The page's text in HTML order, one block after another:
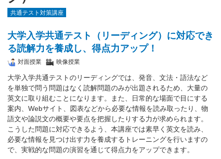
共通テスト対策講座
大学入学共通テスト（リーディング）に対応でき
る読解力を養成し、得点力アップ！
対面授業 映像授業
大学入学共通テストのリーディングでは、発音、文法・語法など
を単独で問う問題はなく読解問題のみが出題されるため、大量の
英文に取り組むことになります。また、日常的な場面で目にする
案内、Webサイト、図表などから必要な情報を読み取ったり、物
語文や論説文の概要や要点を把握したりする力が求められます。
こうした問題に対応できるよう、本講座では素早く英文を読み、
必要な情報を見つけ出す力を養成するトレーニングを行いますの
で、実戦的な問題の演習を通じて得点力をアップできます。